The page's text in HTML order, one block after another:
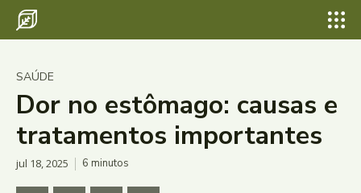
SAÚDE
Dor no estômago: causas e
tratamentos importantes
jul 18, 2025 6 minutos